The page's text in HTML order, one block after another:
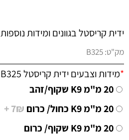
ידית קריסטל בגוונים ומידות נוספות
מק"ט:B325
*מידות וצבעים ידית קריסטל B325:
20 מ"מ K9 כחול/ כרום
7₪ +
20 מ"מ K9 שקוף/ כרום